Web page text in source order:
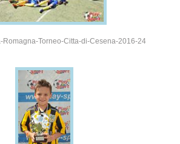
Romagna-Torneo-Citta-di-Cesena-2016-24